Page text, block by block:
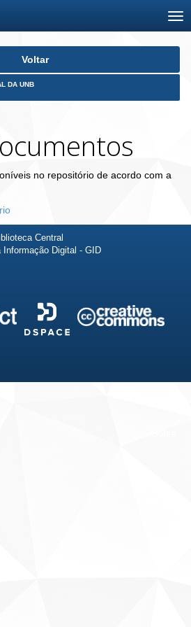
Voltar
DA UNB
no repositório de acordo com a
Central
Informação Digital - GID